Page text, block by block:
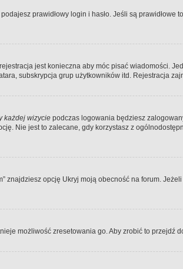
prawidłowy login i hasło. Jeśli są
jest konieczna aby móc pisać wiadomości.
subskrypcja grup użytkowników itd. Rejestracja
każdej wizycie podczas logowania będziesz
Nie jest to zalecane, gdy korzystasz z
znajdziesz opcję Ukryj moją obecność na forum.
możliwość zresetowania go. Aby zrobić to przejdź